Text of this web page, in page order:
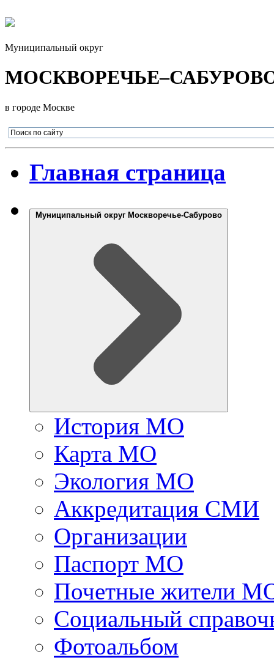
Муниципальный округ
в городе Москве
Главная страница
Муниципальный округ Москворечье-Сабурово
История МО
Карта МО
Экология МО
Аккредитация СМИ
Организации
Паспорт МО
Почетные жители
Социальный
Фотоальбом